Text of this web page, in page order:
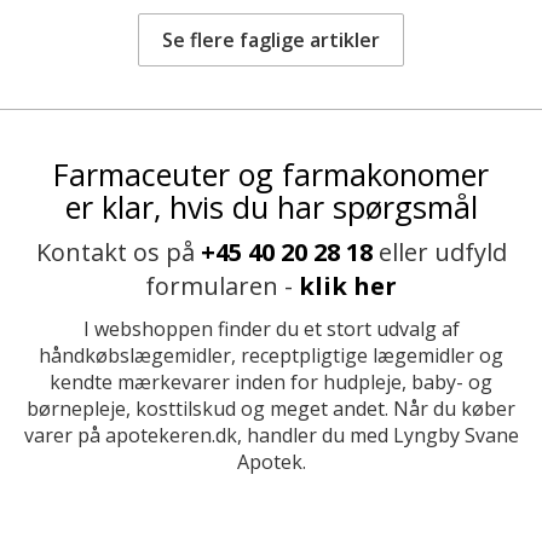
Se flere faglige artikler
Farmaceuter og farmakonomer
er klar, hvis du har spørgsmål
Kontakt os på +45 40 20 28 18eller udfyld
formularen - klik her
I webshoppen finder du et stort udvalg af
håndkøbslægemidler, receptpligtige lægemidler og
kendte mærkevarer inden for hudpleje, baby- og
børnepleje, kosttilskud og meget andet. Når du køber
varer på apotekeren.dk, handler du med Lyngby Svane
Apotek.